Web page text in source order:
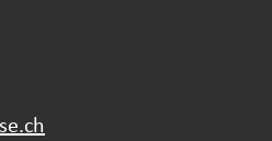
ch